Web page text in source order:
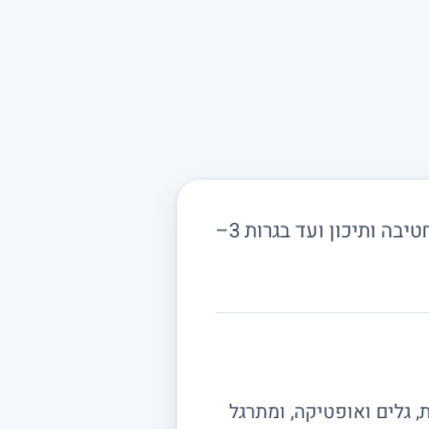
מחפשים מורה פרטי לפיזיקה בבית יהושע ובסביבה? מורים באתר מורה מורה מלמדים מכניקה, חשמל, אופטיקה וגלים, מחטיבה ותיכון ועד בגרות 3–
גלים ואופטיקה, ומתרגל